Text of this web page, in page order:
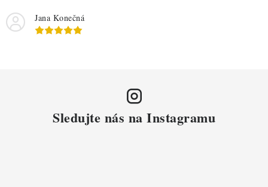
Jana Konečná
Sledujte nás na Instagramu